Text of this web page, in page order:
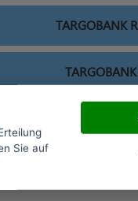
TARGOBANK
TARGOBANK
Sie auf